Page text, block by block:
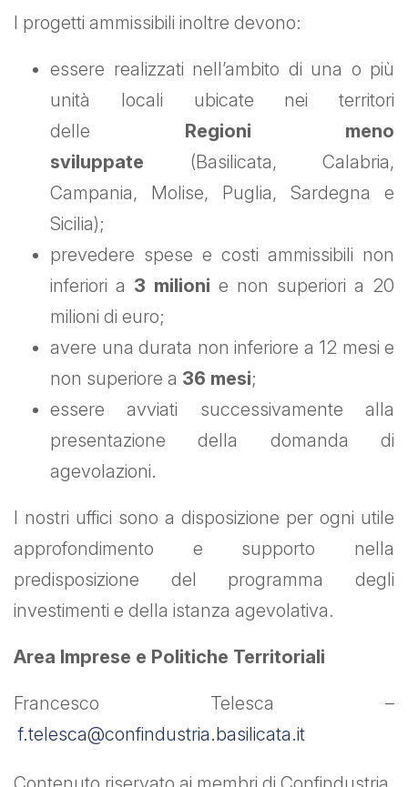
I progetti ammissibili inoltre devono:
essere realizzati nell’ambito di una o più
unità locali ubicate nei territori
delle
Regioni meno
sviluppate (Basilicata, Calabria,
Campania, Molise, Puglia, Sardegna e
Sicilia);
prevedere spese e costi ammissibili non
inferiori a 3 milioni e non superiori a 20
milioni di euro;
avere una durata non inferiore a 12 mesi e
non superiore a 36 mesi;
essere avviati successivamente alla
presentazione della domanda di
agevolazioni.
I nostri uffici sono a disposizione per ogni utile
approfondimento e supporto nella
predisposizione del programma degli
investimenti e della istanza agevolativa.
Area Imprese e Politiche Territoriali
Francesco Telesca –
f.telesca@confindustria.basilicata.it